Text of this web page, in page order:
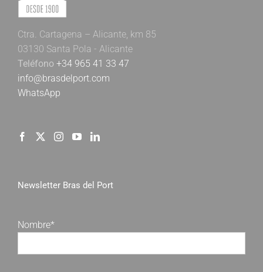
Ctra. Cartagena – Alicante, km 85
03130 Santa Pola - Alicante
Teléfono +34 965 41 33 47
info@brasdelport.com
WhatsApp
Newsletter Bras del Port
Nombre*